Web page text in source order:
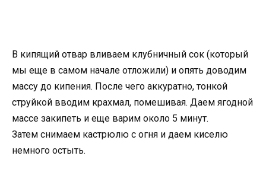
В кипящий отвар вливаем клубничный сок (который
мы еще в самом начале отложили) и опять доводим
массу до кипения. После чего аккуратно, тонкой
струйкой вводим крахмал, помешивая. Даем ягодной
массе закипеть и еще варим около 5 минут.
Затем снимаем кастрюлю с огня и даем киселю
немного остыть.